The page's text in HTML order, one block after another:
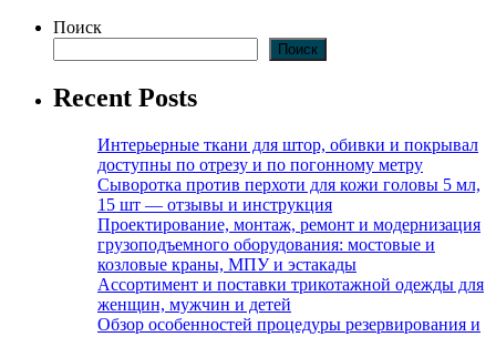
Поиск
Поиск
Recent Posts
Интерьерные ткани для штор, обивки и покрывал
доступны по отрезу и по погонному метру
Сыворотка против перхоти для кожи головы 5 мл,
15 шт — отзывы и инструкция
Проектирование, монтаж, ремонт и модернизация
грузоподъемного оборудования: мостовые и
козловые краны, МПУ и эстакады
Ассортимент и поставки трикотажной одежды для
женщин, мужчин и детей
Обзор особенностей процедуры резервирования и